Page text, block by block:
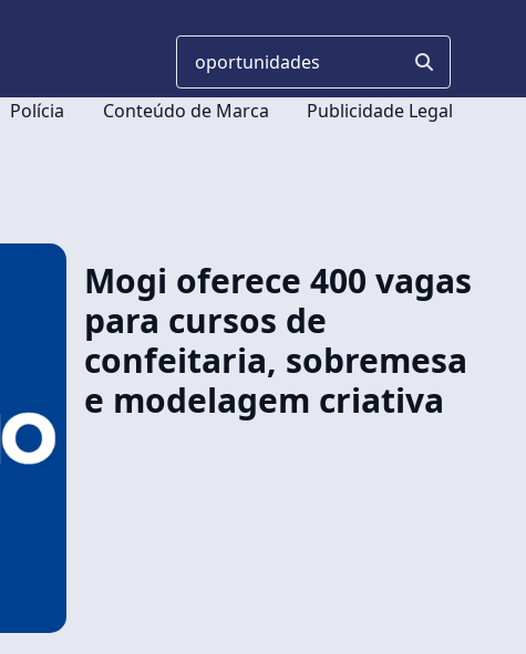
Polícia Conteúdo de Marca Publicidade Legal
Mogi oferece 400 vagas
para cursos de
confeitaria, sobremesa
e modelagem criativa